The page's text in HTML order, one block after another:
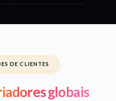
DE CLIENTES
globais